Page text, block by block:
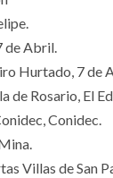
de Abril.
Hurtado, 7 de
de Rosario, El
Conidec.
Villas de San